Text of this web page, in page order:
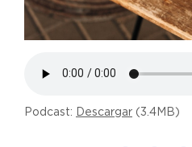
Podcast: Descargar (3.4MB)